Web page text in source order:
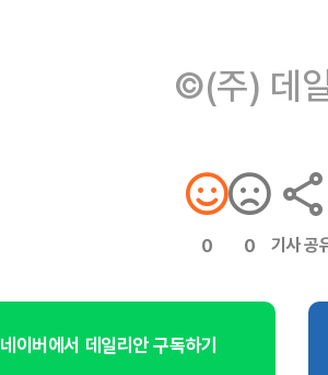
©(주) 데
0 0 기사 공
네이버에서 데일리안 구독하기